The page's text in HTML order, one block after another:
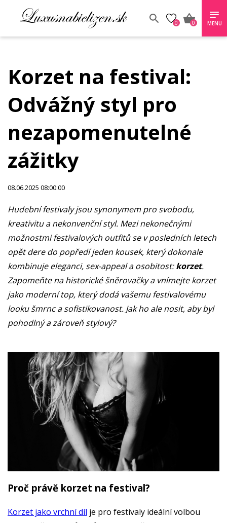
0 0 MENU
Korzet na festival:
Odvážný styl pro
nezapomenutelné
zážitky
08.06.2025 08:00:00
Hudební festivaly jsou synonymem pro svobodu,
kreativitu a nekonvenční styl. Mezi nekonečnými
možnostmi festivalových outfitů se v posledních letech
opět dere do popředí jeden kousek, který dokonale
kombinuje eleganci, sex-appeal a osobitost:korzet.
Zapomeňte na historické šněrovačky a vnímejte korzet
jako moderní top, který dodá vašemu festivalovému
looku šmrnc a sofistikovanost. Jak ho ale nosit, aby byl
pohodlný a zároveň stylový?
Proč právě korzet na festival?
Korzet jako vrchní díl je pro festivaly ideální volbou